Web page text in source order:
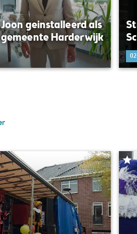
geinstalleerd als
Harderwijk